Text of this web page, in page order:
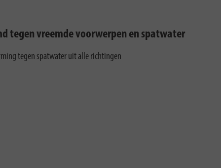
tegen vreemde voorwerpen en spatwater
tegen spatwater uit alle richtingen